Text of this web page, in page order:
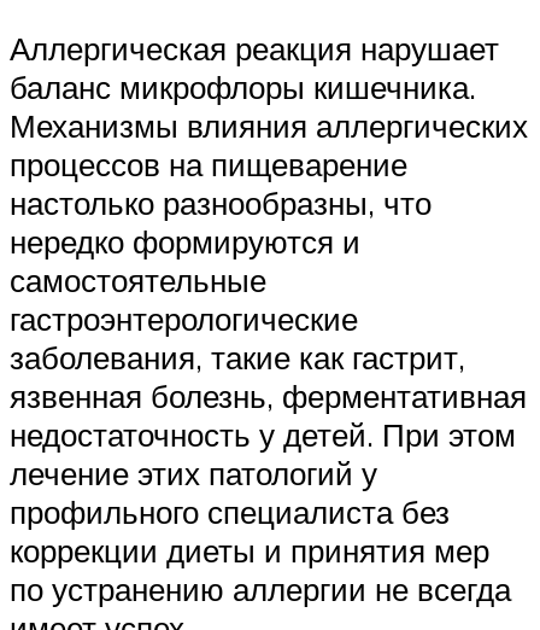
Аллергическая реакция нарушает
баланс микрофлоры кишечника.
Механизмы влияния аллергических
процессов на пищеварение
настолько разнообразны, что
нередко формируются и
самостоятельные
гастроэнтерологические
заболевания, такие как гастрит,
язвенная болезнь, ферментативная
недостаточность у детей. При этом
лечение этих патологий у
профильного специалиста без
коррекции диеты и принятия мер
по устранению аллергии не всегда